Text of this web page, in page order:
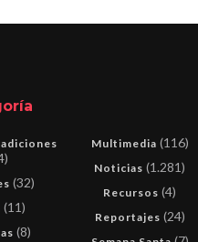
(32)
(11)
(8)
Multimedia (116)
Noticias (1.281)
Recursos (4)
Reportajes (24)